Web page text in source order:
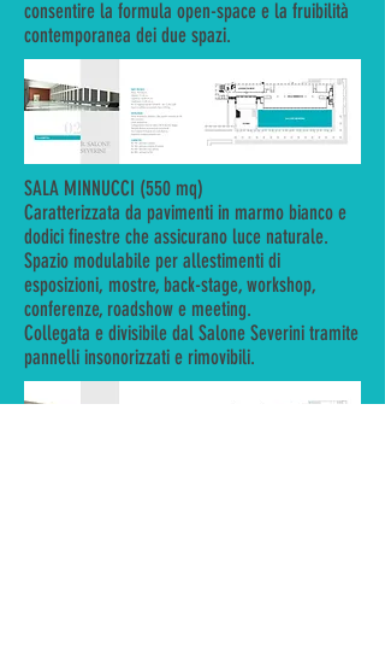
consentire la formula open-space e la fruibilità
contemporanea dei due spazi.
SALA MINNUCCI (550 mq)
Caratterizzata da pavimenti in marmo bianco e
dodici finestre che assicurano luce naturale.
Spazio modulabile per allestimenti di
esposizioni, mostre, back-stage, workshop,
conferenze, roadshow e meeting.
Collegata e divisibile dal Salone Severini tramite
pannelli insonorizzati e rimovibili.